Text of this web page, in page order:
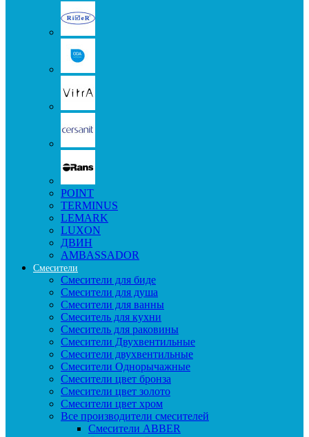
POINT
TERMINUS
LEMARK
LUXON
ДВИН
AMBASSADOR
Смесители
Смесители для биде
Смесители для душа
Смесители для ванны
Смеситель для кухни
Смеситель для раковины
Смесители Двухвентильные
Смесители двухвентильные
Смесители Однорычажные
Смесители цвет бронза
Смесители цвет золото
Смесители цвет хром
Все производители смесителей
Cмесители ABBER